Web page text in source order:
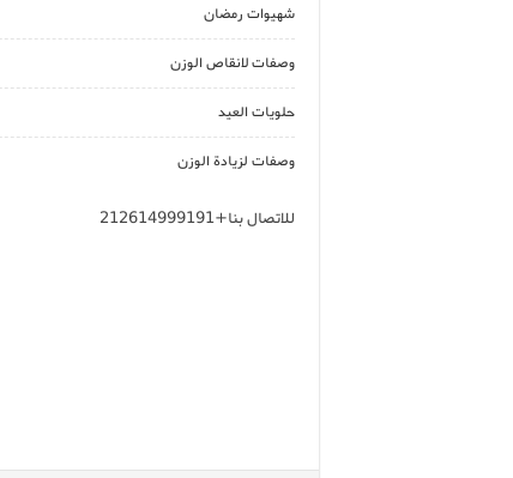
شهيوات رمضان
وصفات لانقاص الوزن
حلويات العيد
وصفات لزيادة الوزن
للاتصال بنا+212614999191